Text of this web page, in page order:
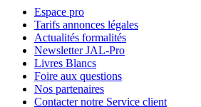
Espace pro
Tarifs annonces légales
Actualités formalités
Newsletter JAL-Pro
Livres Blancs
Foire aux questions
Nos partenaires
Contacter notre Service client